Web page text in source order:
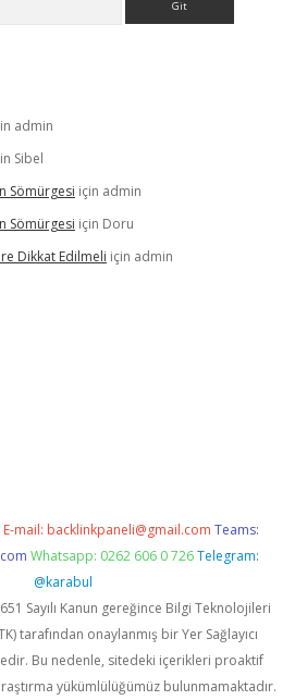
admin
Sibel
Sömürgesi için admin
Sömürgesi için Doru
Dikkat Edilmeli için admin
E-mail: backlinkpaneli@gmail.com Teams:
Whatsapp: 0262 606 0 726 Telegram:
@karabul
Sayılı Kanun gereğince Bilgi Teknolojileri
tarafından onaylanmış bir Yer Sağlayıcı
Bu nedenle, sitedeki içerikleri proaktif
yükümlülüğümüz bulunmamaktadır.